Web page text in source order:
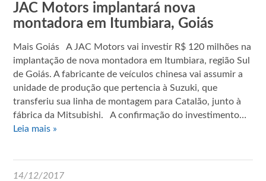
JAC Motors implantará nova
montadora em Itumbiara, Goiás
Mais Goiás A JAC Motors vai investir R$ 120 milhões na
implantação de nova montadora em Itumbiara, região Sul
de Goiás. A fabricante de veículos chinesa vai assumir a
unidade de produção que pertencia à Suzuki, que
transferiu sua linha de montagem para Catalão, junto à
fábrica da Mitsubishi. A confirmação do investimento…
Leia mais »
14/12/2017